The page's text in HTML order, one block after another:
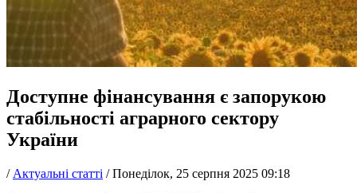
Доступне фінансування є запорукою
стабільності аграрного сектору
України
/ Актуальні статті /Понеділок, 25 серпня 2025 09:18